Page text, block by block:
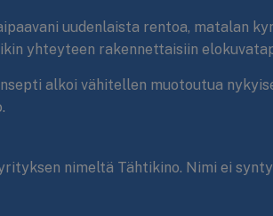
uudenlaista rentoa, matalan
yhteyteen rakennettaisiin
alkoi vähitellen muotoutua
nimeltä Tähtikino. Nimi ei